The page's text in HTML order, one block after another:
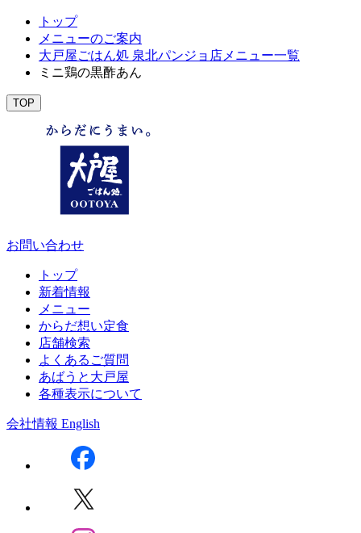
トップ
メニューのご案内
大戸屋ごはん処 泉北パンジョ店メニュー一覧
ミニ鶏の黒酢あん
TOP
お問い合わせ
トップ
新着情報
メニュー
からだ想い定食
店舗検索
よくあるご質問
あばうと大戸屋
各種表示について
会社情報 English